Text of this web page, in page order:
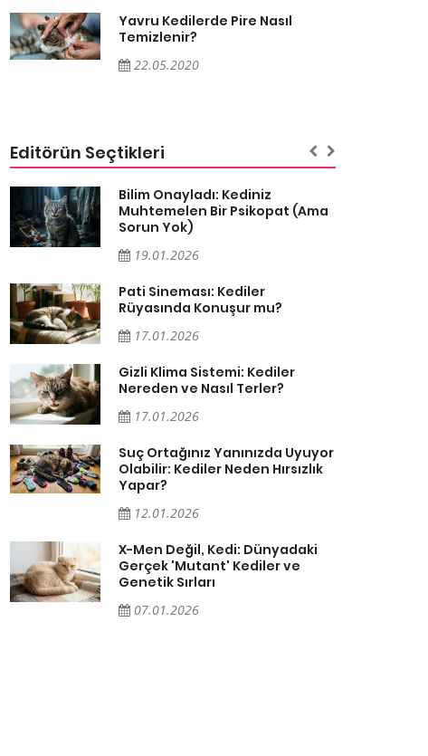
Yavru Kedilerde Pire Nasıl
Temizlenir?
22.05.2020
Editörün Seçtikleri
Bilim Onayladı: Kediniz
Muhtemelen Bir Psikopat (Ama
Sorun Yok)
19.01.2026
Pati Sineması: Kediler
Rüyasında Konuşur mu?
17.01.2026
Gizli Klima Sistemi: Kediler
Nereden ve Nasıl Terler?
17.01.2026
Suç Ortağınız Yanınızda Uyuyor
Olabilir: Kediler Neden Hırsızlık
Yapar?
12.01.2026
X-Men Değil, Kedi: Dünyadaki
Gerçek 'Mutant' Kediler ve
Genetik Sırları
07.01.2026